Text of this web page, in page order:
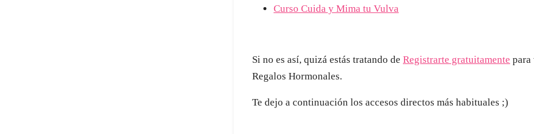
Curso Cuida y Mima tu Vulva
Si no es así, quizá estás tratando de Registrarte gratuitamente para
Regalos Hormonales.
Te dejo a continuación los accesos directos más habituales ;)